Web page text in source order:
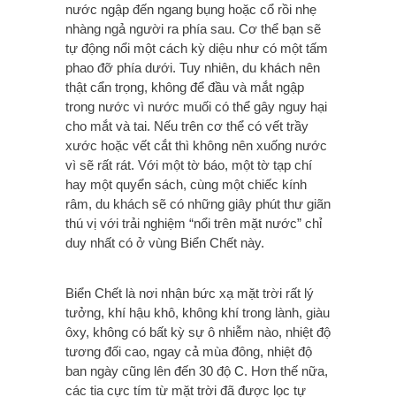
nước ngập đến ngang bụng hoặc cổ rồi nhẹ
nhàng ngả người ra phía sau. Cơ thể bạn sẽ
tự động nổi một cách kỳ diệu như có một tấm
phao đỡ phía dưới. Tuy nhiên, du khách nên
thật cẩn trọng, không để đầu và mắt ngập
trong nước vì nước muối có thể gây nguy hại
cho mắt và tai. Nếu trên cơ thể có vết trầy
xước hoặc vết cắt thì không nên xuống nước
vì sẽ rất rát. Với một tờ báo, một tờ tạp chí
hay một quyển sách, cùng một chiếc kính
râm, du khách sẽ có những giây phút thư giãn
thú vị với trải nghiệm “nổi trên mặt nước” chỉ
duy nhất có ở vùng Biển Chết này.
Biển Chết là nơi nhận bức xạ mặt trời rất lý
tưởng, khí hậu khô, không khí trong lành, giàu
ôxy, không có bất kỳ sự ô nhiễm nào, nhiệt độ
tương đối cao, ngay cả mùa đông, nhiệt độ
ban ngày cũng lên đến 30 độ C. Hơn thế nữa,
các tia cực tím từ mặt trời đã được lọc tự